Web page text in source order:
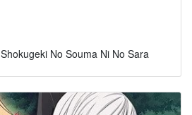
الحلقة 03 من أنمي Shokugeki No Souma Ni No Sara